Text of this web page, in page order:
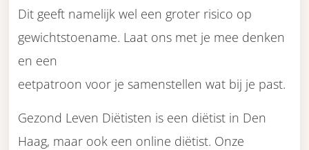
Dit geeft namelijk wel een groter risico op
gewichtstoename. Laat ons met je mee denken
en een
eetpatroon voor je samenstellen wat bij je past.
Gezond Leven Diëtisten is een diëtist in Den
Haag, maar ook een online diëtist. Onze